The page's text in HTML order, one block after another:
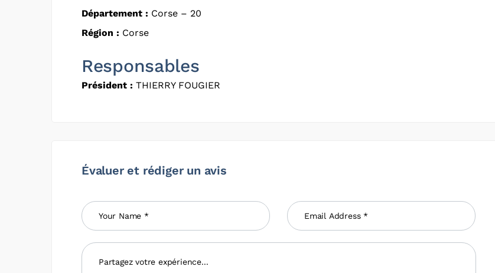
Département : Corse – 20
Région : Corse
Responsables
Président : THIERRY FOUGIER
Évaluer et rédiger un avis